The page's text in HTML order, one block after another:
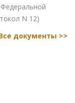
N 12)
документы >>